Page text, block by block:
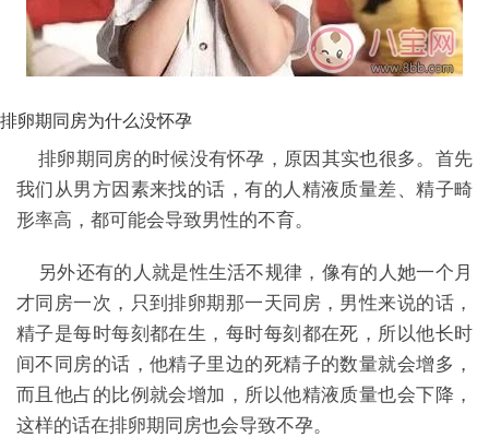
排卵期同房为什么没怀孕
排卵期同房的时候没有怀孕，原因其实也很多。首先
我们从男方因素来找的话，有的人精液质量差、精子畸
形率高，都可能会导致男性的不育。
另外还有的人就是性生活不规律，像有的人她一个月
才同房一次，只到排卵期那一天同房，男性来说的话，
精子是每时每刻都在生，每时每刻都在死，所以他长时
间不同房的话，他精子里边的死精子的数量就会增多，
而且他占的比例就会增加，所以他精液质量也会下降，
这样的话在排卵期同房也会导致不孕。